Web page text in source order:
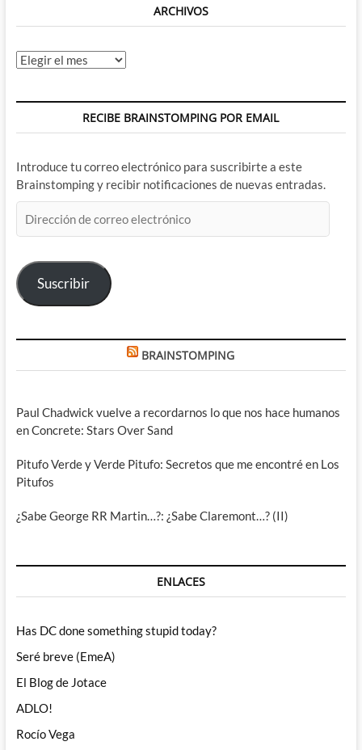
ARCHIVOS
Archivos
RECIBE BRAINSTOMPING POR EMAIL
Introduce tu correo electrónico para suscribirte a este
Brainstomping y recibir notificaciones de nuevas entradas.
de
electrónico
Suscribir
BRAINSTOMPING
Paul Chadwick vuelve a recordarnos lo que nos hace humanos
en Concrete: Stars Over Sand
Pitufo Verde y Verde Pitufo: Secretos que me encontré en Los
Pitufos
¿Sabe George RR Martin…?: ¿Sabe Claremont…? (II)
ENLACES
Has DC done something stupid today?
Seré breve (EmeA)
El Blog de Jotace
ADLO!
Rocío Vega